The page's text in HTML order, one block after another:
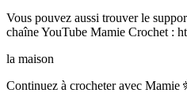
Vous pouvez aussi trouver le
chaîne YouTube Mamie Crochet :
la maison
Continuez à crocheter avec Mamie